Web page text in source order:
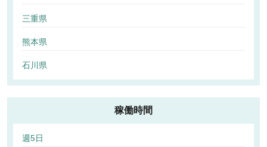
三重県
熊本県
石川県
稼働時間
週5日